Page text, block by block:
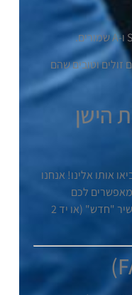
זולים וטובים שהם
הישן
אותו אלינו! אנחנו
לכם
להשתמש בשווי שלהם כדי לקנות מכשיר "חדש" (או יד 2